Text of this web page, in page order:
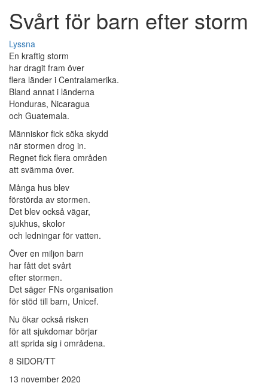
Svårt för barn efter storm
Lyssna
En kraftig storm
har dragit fram över
flera länder i Centralamerika.
Bland annat i länderna
Honduras, Nicaragua
och Guatemala.
Människor fick söka skydd
när stormen drog in.
Regnet fick flera områden
att svämma över.
Många hus blev
förstörda av stormen.
Det blev också vägar,
sjukhus, skolor
och ledningar för vatten.
Över en miljon barn
har fått det svårt
efter stormen.
Det säger FNs organisation
för stöd till barn, Unicef.
Nu ökar också risken
för att sjukdomar börjar
att sprida sig i områdena.
8 SIDOR/TT
13 november 2020